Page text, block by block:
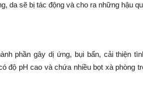
da sẽ bị tác động và cho ra những hậu
phần gây dị ứng, bụi bẩn, cải thiện
độ pH cao và chứa nhiều bọt xà phòng